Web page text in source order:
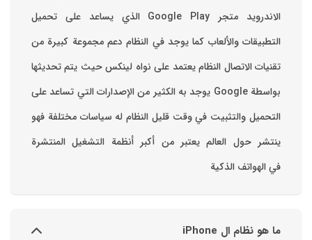
الاندرويد متجر Google Play الذي يساعد على تحميل
التطبيقات والألعاب ‏كما يوجد في النظام دعم مجموعة كبيرة من
تقنيات الاتصال ‏النظام يعتمد على نواه لينكس حيث يتم تحديثها
بواسطة ‫Google‬ ‏يوجد به الكثير من الإصدارات التي تساعد على
التحميل والتثبيت في وقت قليل ‏النظام له سياسات مختلفة فهو
ينتشر حول العالم يعتبر من أكبر أنظمة التشغيل المنتشرة
في الهواتف الذكية
ما هو نظام ال iPhone